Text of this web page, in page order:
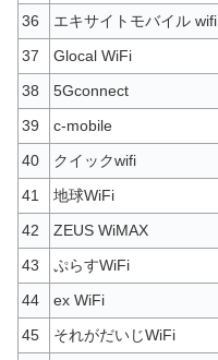
36 エキサイトモバイル wifi
37
Glocal WiFi
38
5Gconnect
39
c-mobile
40
クイックwifi
41
地球WiFi
42
ZEUS WiMAX
43
ぷらすWiFi
44
ex WiFi
45
それがだいじWiFi